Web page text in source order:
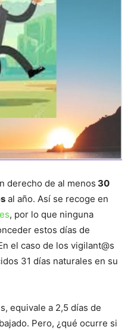
derecho de al menos 30
al año. Así se recoge en
, por lo que ninguna
estos días de
el caso de los vigilant@s
31 días naturales en su
equivale a 2,5 días de
Pero, ¿qué ocurre si